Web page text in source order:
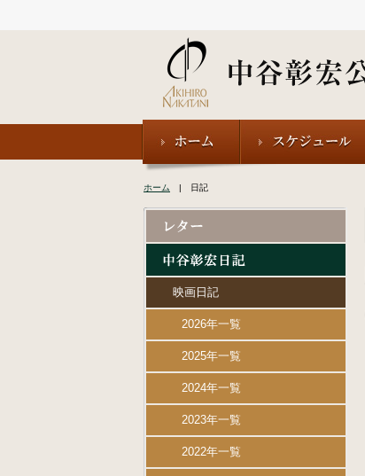
ホーム | 日記
映画日記
2026年一覧
2025年一覧
2024年一覧
2023年一覧
2022年一覧